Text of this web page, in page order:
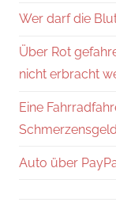
Wer darf die
Über Rot
nicht erbracht
Eine
Auto über